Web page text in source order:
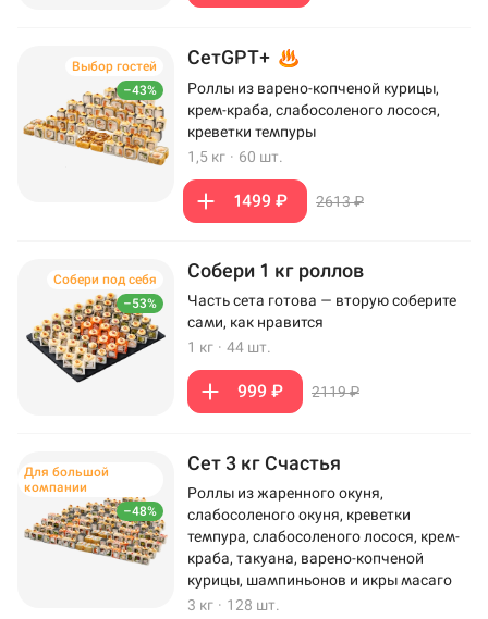
–43%
Выбор гостей СетGPT+
Роллы из варено-копченой курицы,
крем-краба, слабосоленого лосося,
креветки темпуры
1,5 кг · 60 шт.
1499 ₽ 2613 ₽
–53%
Собери под себя Собери 1 кг роллов
Часть сета готова — вторую соберите
сами, как нравится
1 кг · 44 шт.
999 ₽ 2119 ₽
–48%
Для большой
компании
Сет 3 кг Счастья
Роллы из жаренного окуня,
слабосоленого окуня, креветки
темпура, слабосоленого лосося, крем-
краба, такуана, варено-копченой
курицы, шампиньонов и икры масаго
3 кг · 128 шт.